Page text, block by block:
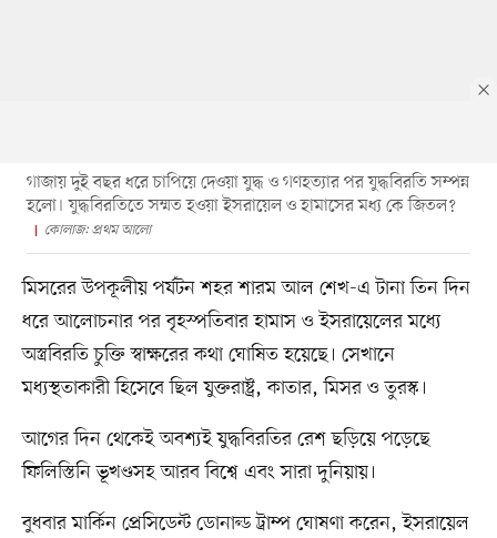
গাজায় দুই বছর ধরে চাপিয়ে দেওয়া যুদ্ধ ও গণহত্যার পর যুদ্ধবিরতি সম্পন্ন
হলো। যুদ্ধবিরতিতে সম্মত হওয়া ইসরায়েল ও হামাসের মধ্য কে জিতল?
কোলাজ: প্রথম আলো
মিসরের উপকূলীয় পর্যটন শহর শারম আল শেখ-এ টানা তিন দিন
ধরে আলোচনার পর বৃহস্পতিবার হামাস ও ইসরায়েলের মধ্যে
অস্ত্রবিরতি চুক্তি স্বাক্ষরের কথা ঘোষিত হয়েছে। সেখানে
মধ্যস্থতাকারী হিসেবে ছিল যুক্তরাষ্ট্র, কাতার, মিসর ও তুরস্ক।
আগের দিন থেকেই অবশ্যই যুদ্ধবিরতির রেশ ছড়িয়ে পড়েছে
ফিলিস্তিনি ভূখণ্ডসহ আরব বিশ্বে এবং সারা দুনিয়ায়।
বুধবার মার্কিন প্রেসিডেন্ট ডোনাল্ড ট্রাম্প ঘোষণা করেন, ইসরায়েল